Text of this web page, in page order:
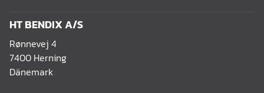
HT BENDIX A/S
Rønnevej 4
7400 Herning
Dänemark